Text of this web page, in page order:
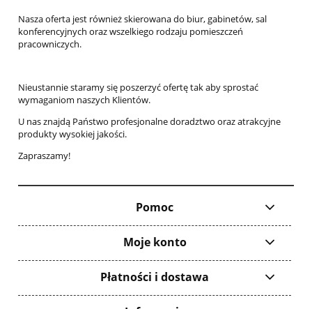
Nasza oferta jest również skierowana do biur, gabinetów, sal
konferencyjnych oraz wszelkiego rodzaju pomieszczeń
pracowniczych.
Nieustannie staramy się poszerzyć ofertę tak aby sprostać
wymaganiom naszych Klientów.
U nas znajdą Państwo profesjonalne doradztwo oraz atrakcyjne
produkty wysokiej jakości.
Zapraszamy!
Pomoc
Moje konto
Płatności i dostawa